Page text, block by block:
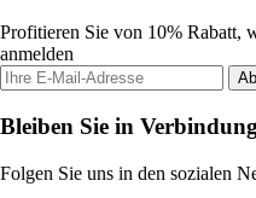
Profitieren Sie von 10% Rabatt,
anmelden
Bleiben Sie in Verbindung
Folgen Sie uns in den sozialen